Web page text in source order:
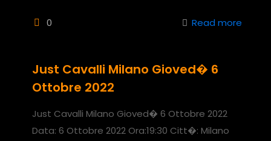
0 Read more
Just Cavalli Milano Gioved� 6
Ottobre 2022
Just Cavalli Milano Gioved� 6 Ottobre 2022
Data: 6 Ottobre 2022 Ora:19:30 Citt�: Milano